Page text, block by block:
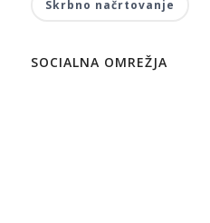
Skrbno načrtovanje
SOCIALNA OMREŽJA